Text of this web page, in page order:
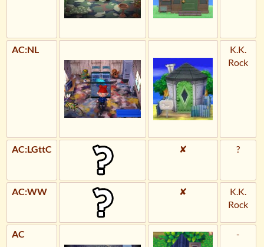
AC:NL
K.K.
Rock
AC:LGttC ✘ ?
AC:WW ✘
K.K.
Rock
AC -